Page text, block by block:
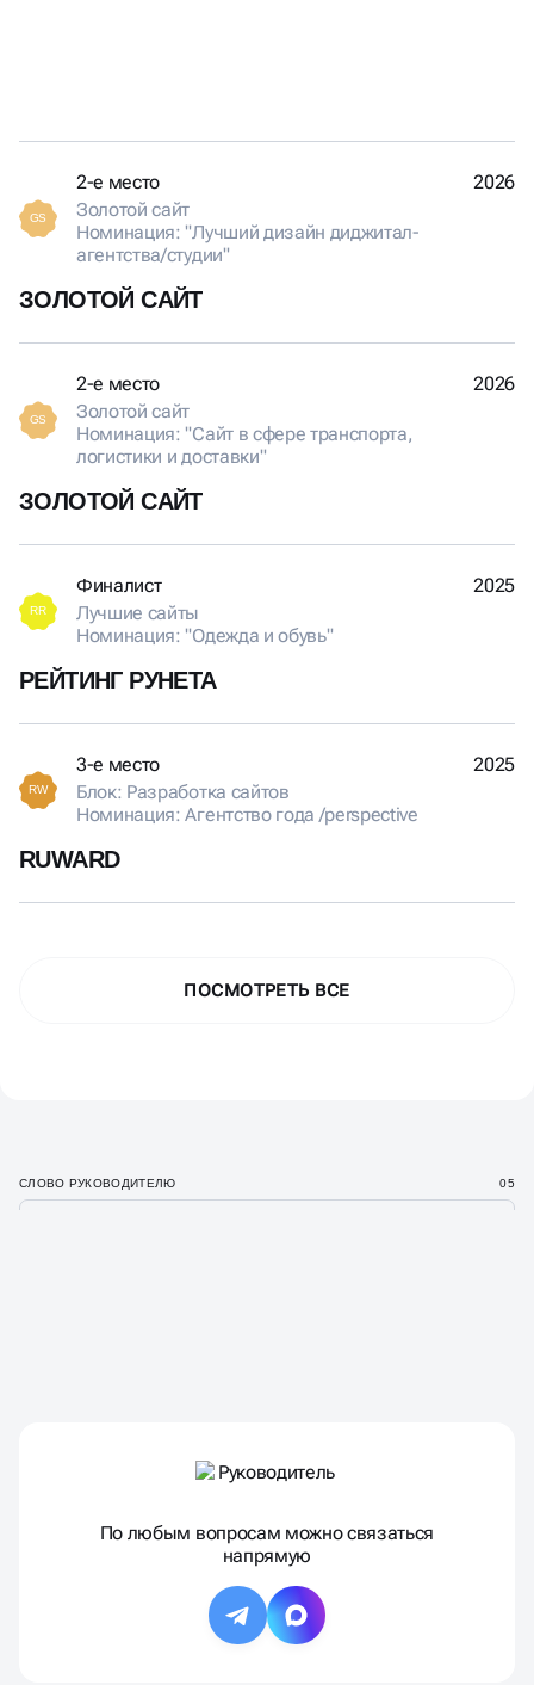
ЗОЛОТОЙ САЙТ
GS
2-е место
Золотой сайт
Номинация: "Лучший дизайн диджитал-
агентства/студии"
2026
ЗОЛОТОЙ САЙТ
GS
2-е место
Золотой сайт
Номинация: "Сайт в сфере транспорта,
логистики и доставки"
2026
РЕЙТИНГ РУНЕТА
RR
Финалист
Лучшие сайты
Номинация: "Одежда и обувь"
2025
RUWARD
RW
3-е место
Блок: Разработка сайтов
Номинация: Агентство года /perspective
2025
ПОСМОТРЕТЬ ВСЕ
СЛОВО РУКОВОДИТЕЛЮ 05
По любым вопросам можно связаться
напрямую